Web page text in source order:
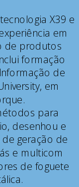
X39 e
em
de produtos
formação
de
em
para
desenhou e
geração de
e multicom
de foguete